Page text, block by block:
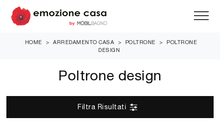
HOME > ARREDAMENTO CASA > POLTRONE >
POLTRONE
DESIGN
Poltrone design
Filtra Risultati